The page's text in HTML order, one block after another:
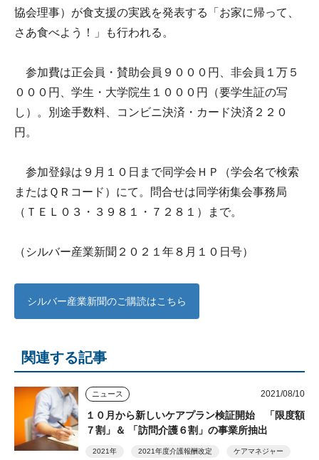
協会理事）が食支援の実践を発表する「お家に帰って、
さあ食べよう！」も行われる。
参加費は正会員・賛助会員９０００円、非会員１万５
０００円、学生・大学院生１０００円（要学生証の写
し）。別途手数料、コンビニ決済・カード決済２２０
円。
参加登録は９月１０日まで同学会ＨＰ（学会名で検索
またはＱＲコード）にて。問合せは同学術集会事務局
（ＴＥＬ０３・３９８１・７２８１）まで。
（シルバー産業新聞２０２１年８月１０日号）
シルバー産業新聞のご購読はこちら
関連する記事
ニュース 2021/08/10
１０月から新しいケアプラン検証開始 「限度額
７割」＆ 「訪問介護６割」の事業所抽出
2021年 2021年度介護報酬改定 ケアマネジャー